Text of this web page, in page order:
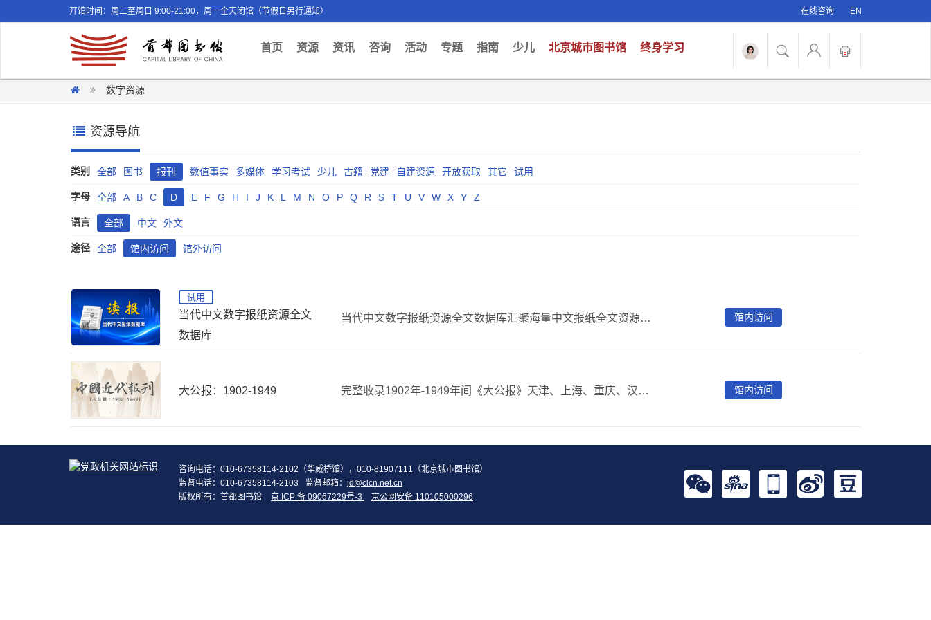
开馆时间：周二至周日 9:00-21:00，周一全天闭馆（节假日另行通知） 在线咨询 EN
首页(current)
资源 资讯 咨询 活动 专题 指南 少儿 北京城市图书馆 终身学习
数字资源
资源导航
类别 全部 图书 报刊 数值事实 多媒体 学习考试 少儿 古籍 党建 自建资源 开放获取 其它 试用
字母 全部 A B C D E F G H I J K L M N O P Q R S T U V W X Y Z
语言 全部 中文 外文
途径 全部 馆内访问 馆外访问
试用
当代中文数字报纸资源全文
数据库
当代中文数字报纸资源全文数据库汇聚海量中文报纸全文资源，覆盖时政、经济、科技、文化等领域，为读者提供权威、连续、可追溯的数字报纸阅读与研究服务。 馆内访问
大公报：1902-1949 完整收录1902年-1949年间《大公报》天津、上海、重庆、汉口、桂林、香港及大公晚报等不同版本刊登的全部新闻、文章及广告等200万篇以上。 馆内访问
咨询电话：010-67358114-2102（华威桥馆），010-81907111（北京城市图书馆）
监督电话：010-67358114-2103
监督邮箱： jd@clcn.net.cn
版权所有：首都图书馆
京 ICP 备 09067229号-3 京公网安备 110105000296